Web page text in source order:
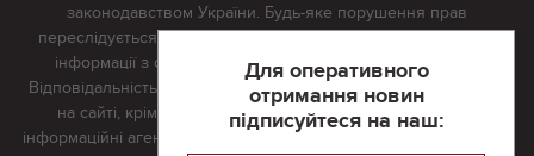
Для оперативного
отримання новин
підписуйтеся на наш:
законодавством України. Будь-яке порушення прав
переслідується в судовому порядку. Будь-яке відтворення
інформації з сайту тільки з письмово дозволу редакції.
Відповідальність за достовірність усіх матеріалів, розміщених
на сайті, крім матеріалів, які містять посилання на інші
інформаційні агентства або інтернет-видання, несе редакційна